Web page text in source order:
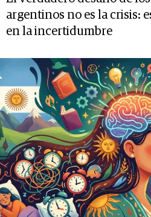
argentinos no es la crisis:
en la incertidumbre